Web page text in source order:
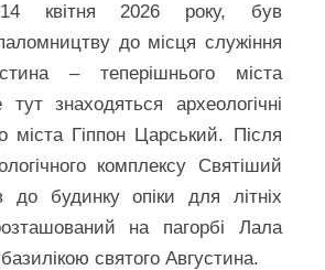
квітня 2026 року, був
до місця служіння
– теперішнього міста
знаходяться археологічні
міста Гіппон Царський. Після
комплексу Святіший
до будинку опіки для літніх
на пагорбі Лала
святого Августина.